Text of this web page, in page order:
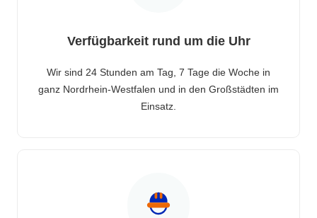
Verfügbarkeit rund um die Uhr
Wir sind 24 Stunden am Tag, 7 Tage die Woche in
ganz Nordrhein-Westfalen und in den Großstädten im
Einsatz.